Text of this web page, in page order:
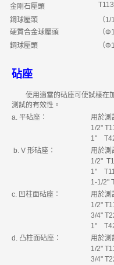
金剛石壓頭
鋼球壓頭
（
硬質合金球壓頭
（
鋼球壓頭
（
砧座
使用適當的砧座可使試樣在
測試的有效性。
a. 平砧座：
用於測
1/2"
1"
b. V 形砧座：
用於測
1/2"
1"
1-1/2"
c. 凹柱面砧座：
用於測
1/2"
3/4"
1"
d. 凸柱面砧座：
用於測
1/2"
3/4"